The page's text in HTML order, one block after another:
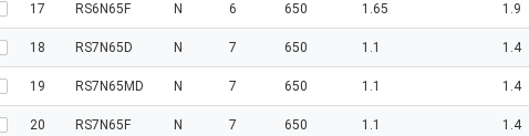
17 RS6N65F N 6 650 1.65 1.9
18 RS7N65D N 7 650 1.1 1.4
19 RS7N65MD N 7 650 1.1 1.4
20 RS7N65F N 7 650 1.1 1.4